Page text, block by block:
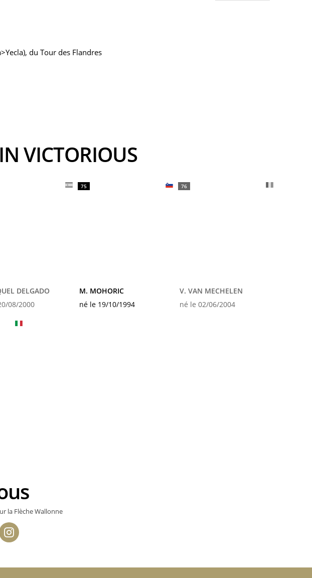
du Tour des Flandres
VICTORIOUS
DELGADO
08/2000
75
M. MOHORIC
né le 19/10/1994
76
V. VAN MECHELEN
né le 02/06/2004
la Flèche Wallonne